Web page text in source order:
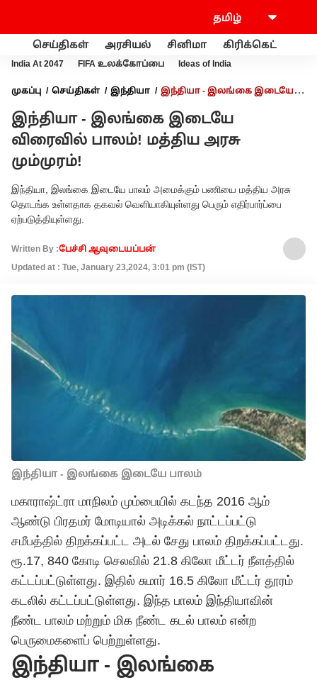
செய்திகள் அரசியல் சினிமா கிரிக்கெட்
India At 2047 FIFA உலக்கோப்பை Ideas of India
முகப்பு செய்திகள் இந்தியா
இந்தியா - இலங்கை இடையே
இந்தியா - இலங்கை இடையே
விரைவில் பாலம்! மத்திய அரசு
மும்முரம்!
இந்தியா, இலங்கை இடையே பாலம் அமைக்கும் பணியை மத்திய அரசு
தொடங்க உள்ளதாக தகவல் வெளியாகியுள்ளது பெரும் எதிர்பார்ப்பை
ஏற்படுத்தியுள்ளது.
Written By :பேச்சி ஆவுடையப்பன்
Updated at : Tue, January 23,2024, 3:01 pm (IST)
இந்தியா - இலங்கை இடையே பாலம்
மகாராஷ்ட்ரா மாநிலம் மும்பையில் கடந்த 2016 ஆம்
ஆண்டு பிரதமர் மோடியால் அடிக்கல் நாட்டப்பட்டு
சமீபத்தில் திறக்கப்பட்ட அடல் சேது பாலம் திறக்கப்பட்டது.
ரூ.17, 840 கோடி செலவில் 21.8 கிலோ மீட்டர் நீளத்தில்
கட்டப்பட்டுள்ளது. இதில் சுமார் 16.5 கிலோ மீட்டர் தூரம்
கடலில் கட்டப்பட்டுள்ளது. இந்த பாலம் இந்தியாவின்
நீண்ட பாலம் மற்றும் மிக நீண்ட கடல் பாலம் என்ற
பெருமைகளைப் பெற்றுள்ளது.
இந்தியா - இலங்கை